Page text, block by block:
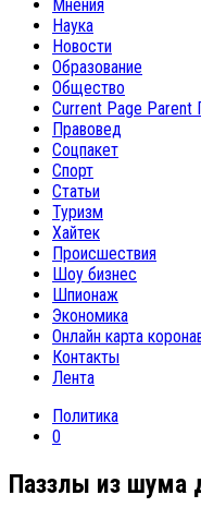
Мнения
Наука
Новости
Образование
Общество
Current Page Parent
Правовед
Соцпакет
Спорт
Статьи
Туризм
Хайтек
Происшествия
Шоу бизнес
Шпионаж
Экономика
Онлайн карта
Контакты
Лента
Политика
0
Паззлы из шума